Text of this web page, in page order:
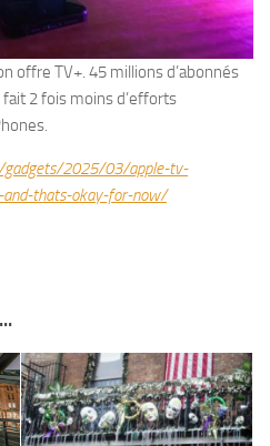
offre TV+. 45 millions d’abonnés
2 fois moins d’efforts
gadgets/2025/03/apple-tv-
and-thats-okay-for-now/